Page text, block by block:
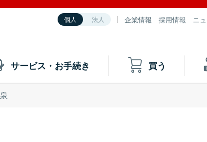
個人 法人 企業情報 採用情報 ニ
サービス・お手続き 買う
泉